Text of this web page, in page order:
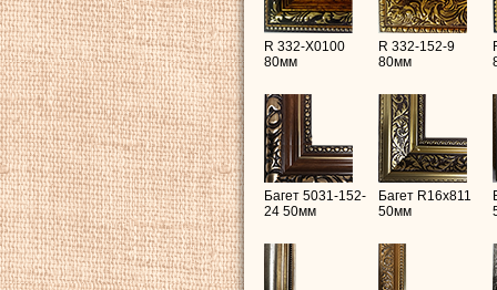
R 332-X0100
80мм
R 332-152-9
80мм
Багет 5031-152-
24 50мм
Багет R16х811
50мм